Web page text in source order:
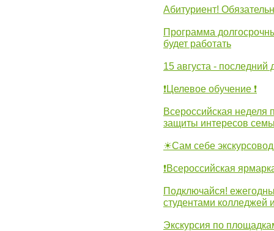
Абитуриент!
Программа
будет работать
15 августа - последний
❗Целевое обучение ❗
Всероссийская
защиты интересов
☀Сам себе экскурсовод
❗Всероссийская
Подключайся!
студентами колледжей
Экскурсия по